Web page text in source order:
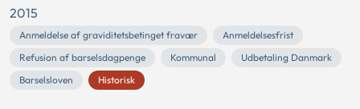
2015
Anmeldelse af graviditetsbetinget fravær
Anmeldelsesfrist
Refusion af barselsdagpenge
Kommunal
Udbetaling Danmark
Barselsloven
Historisk